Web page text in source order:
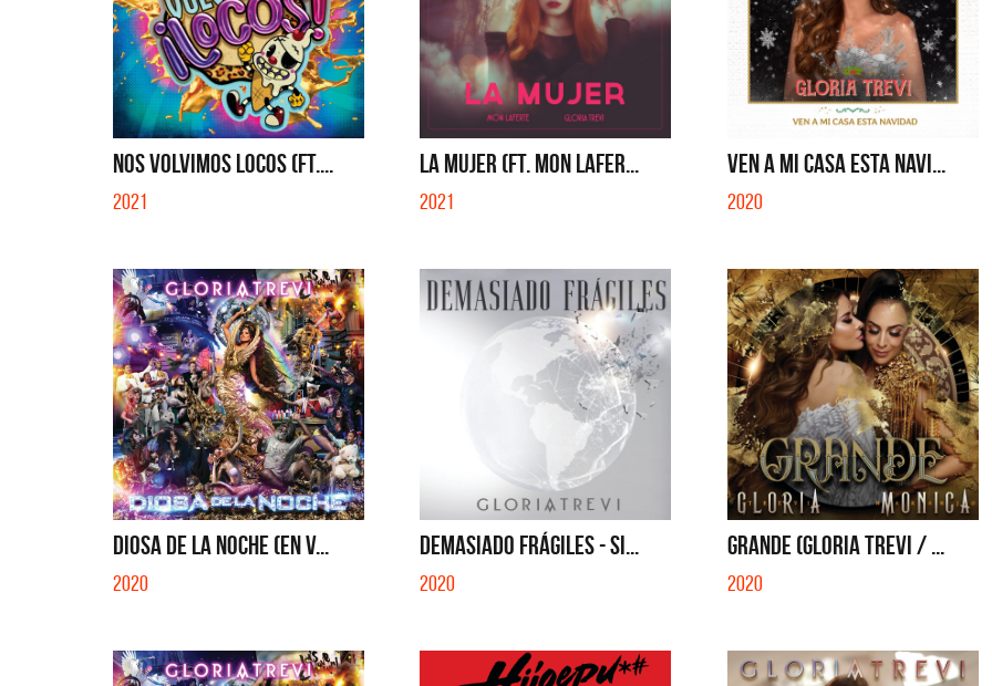
NOS VOLVIMOS LOCOS (FT....
2021
LA MUJER (FT. MON LAFER...
2021
VEN A MI CASA ESTA NAVI...
2020
DIOSA DE LA NOCHE (EN V...
2020
DEMASIADO FRÁGILES - SI...
2020
GRANDE (GLORIA TREVI / ...
2020
La Muela y Sus Amigos
QUE NO SE MUELA LA MUELA - SINGLE
Migrantes
SI NO ES CON VOS - SINGLE